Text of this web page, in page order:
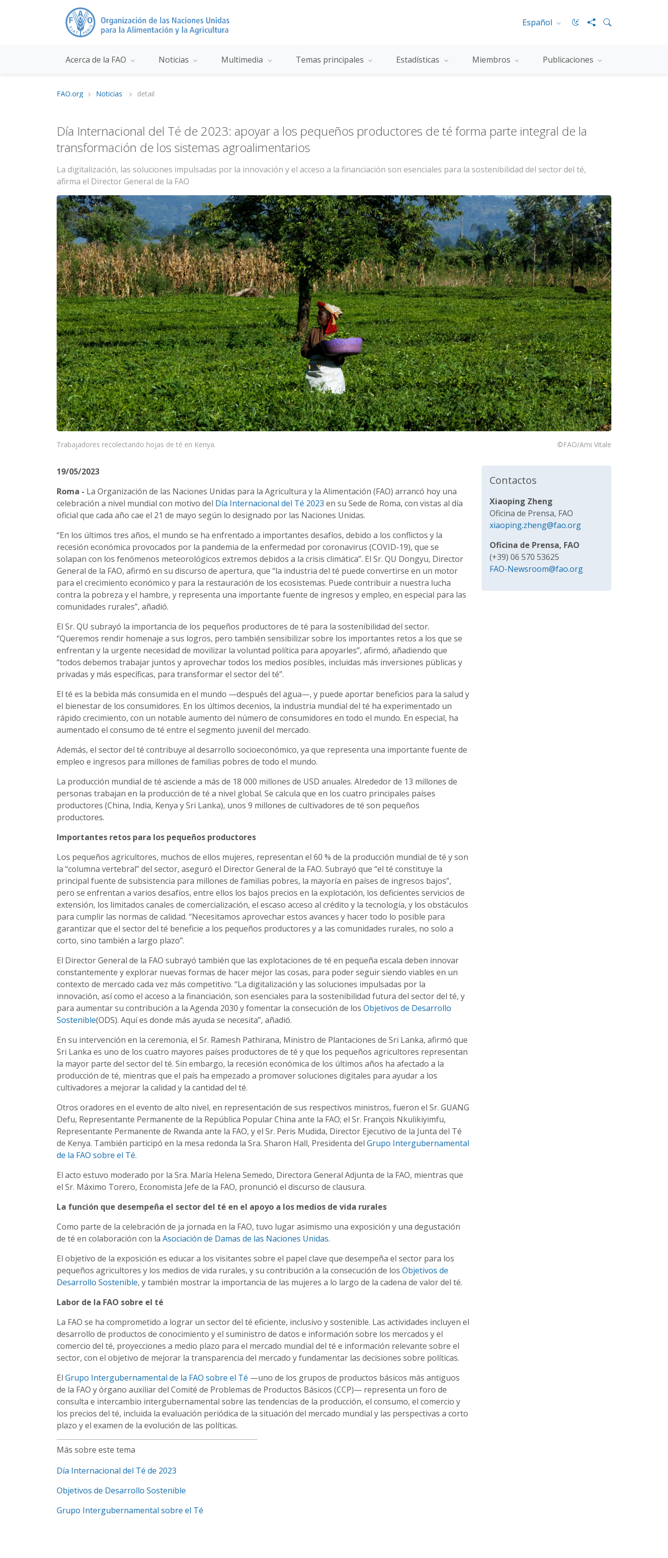
Español
Acerca de la FAO Noticias Multimedia Temas principales Estadísticas Miembros Publicaciones
FAO.org Noticias detail
Día Internacional del Té de 2023: apoyar a los pequeños productores de té forma parte integral de la
transformación de los sistemas agroalimentarios
La digitalización, las soluciones impulsadas por la innovación y el acceso a la financiación son esenciales para la sostenibilidad del sector del té,
afirma el Director General de la FAO
Trabajadores recolectando hojas de té en Kenya. ©FAO/Ami Vitale
19/05/2023
Roma - La Organización de las Naciones Unidas para la Agricultura y la Alimentación (FAO) arrancó hoy una
celebración a nivel mundial con motivo del Día Internacional del Té 2023 en su Sede de Roma, con vistas al día
oficial que cada año cae el 21 de mayo según lo designado por las Naciones Unidas.
“En los últimos tres años, el mundo se ha enfrentado a importantes desafíos, debido a los conflictos y la
recesión económica provocados por la pandemia de la enfermedad por coronavirus (COVID-19), que se
solapan con los fenómenos meteorológicos extremos debidos a la crisis climática”. El Sr. QU Dongyu, Director
General de la FAO, afirmó en su discurso de apertura, que “la industria del té puede convertirse en un motor
para el crecimiento económico y para la restauración de los ecosistemas. Puede contribuir a nuestra lucha
contra la pobreza y el hambre, y representa una importante fuente de ingresos y empleo, en especial para las
comunidades rurales”, añadió.
El Sr. QU subrayó la importancia de los pequeños productores de té para la sostenibilidad del sector.
“Queremos rendir homenaje a sus logros, pero también sensibilizar sobre los importantes retos a los que se
enfrentan y la urgente necesidad de movilizar la voluntad política para apoyarles”, afirmó, añadiendo que
“todos debemos trabajar juntos y aprovechar todos los medios posibles, incluidas más inversiones públicas y
privadas y más específicas, para transformar el sector del té”.
El té es la bebida más consumida en el mundo —después del agua—, y puede aportar beneficios para la salud y
el bienestar de los consumidores. En los últimos decenios, la industria mundial del té ha experimentado un
rápido crecimiento, con un notable aumento del número de consumidores en todo el mundo. En especial, ha
aumentado el consumo de té entre el segmento juvenil del mercado.
Además, el sector del té contribuye al desarrollo socioeconómico, ya que representa una importante fuente de
empleo e ingresos para millones de familias pobres de todo el mundo.
La producción mundial de té asciende a más de 18 000 millones de USD anuales. Alrededor de 13 millones de
personas trabajan en la producción de té a nivel global. Se calcula que en los cuatro principales países
productores (China, India, Kenya y Sri Lanka), unos 9 millones de cultivadores de té son pequeños
productores.
Importantes retos para los pequeños productores
Los pequeños agricultores, muchos de ellos mujeres, representan el 60 % de la producción mundial de té y son
la “columna vertebral” del sector, aseguró el Director General de la FAO. Subrayó que “el té constituye la
principal fuente de subsistencia para millones de familias pobres, la mayoría en países de ingresos bajos”,
pero se enfrentan a varios desafíos, entre ellos los bajos precios en la explotación, los deficientes servicios de
extensión, los limitados canales de comercialización, el escaso acceso al crédito y la tecnología, y los obstáculos
para cumplir las normas de calidad. “Necesitamos aprovechar estos avances y hacer todo lo posible para
garantizar que el sector del té beneficie a los pequeños productores y a las comunidades rurales, no solo a
corto, sino también a largo plazo”.
El Director General de la FAO subrayó también que las explotaciones de té en pequeña escala deben innovar
constantemente y explorar nuevas formas de hacer mejor las cosas, para poder seguir siendo viables en un
contexto de mercado cada vez más competitivo. “La digitalización y las soluciones impulsadas por la
innovación, así como el acceso a la financiación, son esenciales para la sostenibilidad futura del sector del té, y
para aumentar su contribución a la Agenda 2030 y fomentar la consecución de los Objetivos de Desarrollo
Sostenible(ODS). Aquí es donde más ayuda se necesita”, añadió.
En su intervención en la ceremonia, el Sr. Ramesh Pathirana, Ministro de Plantaciones de Sri Lanka, afirmó que
Sri Lanka es uno de los cuatro mayores países productores de té y que los pequeños agricultores representan
la mayor parte del sector del té. Sin embargo, la recesión económica de los últimos años ha afectado a la
producción de té, mientras que el país ha empezado a promover soluciones digitales para ayudar a los
cultivadores a mejorar la calidad y la cantidad del té.
Otros oradores en el evento de alto nivel, en representación de sus respectivos ministros, fueron el Sr. GUANG
Defu, Representante Permanente de la República Popular China ante la FAO; el Sr. François Nkulikiyimfu,
Representante Permanente de Rwanda ante la FAO, y el Sr. Peris Mudida, Director Ejecutivo de la Junta del Té
de Kenya. También participó en la mesa redonda la Sra. Sharon Hall, Presidenta del Grupo Intergubernamental
de la FAO sobre el Té.
El acto estuvo moderado por la Sra. María Helena Semedo, Directora General Adjunta de la FAO, mientras que
el Sr. Máximo Torero, Economista Jefe de la FAO, pronunció el discurso de clausura.
La función que desempeña el sector del té en el apoyo a los medios de vida rurales
Como parte de la celebración de ja jornada en la FAO, tuvo lugar asimismo una exposición y una degustación
de té en colaboración con la Asociación de Damas de las Naciones Unidas.
El objetivo de la exposición es educar a los visitantes sobre el papel clave que desempeña el sector para los
pequeños agricultores y los medios de vida rurales, y su contribución a la consecución de los Objetivos de
Desarrollo Sostenible, y también mostrar la importancia de las mujeres a lo largo de la cadena de valor del té.
Labor de la FAO sobre el té
La FAO se ha comprometido a lograr un sector del té eficiente, inclusivo y sostenible. Las actividades incluyen el
desarrollo de productos de conocimiento y el suministro de datos e información sobre los mercados y el
comercio del té, proyecciones a medio plazo para el mercado mundial del té e información relevante sobre el
sector, con el objetivo de mejorar la transparencia del mercado y fundamentar las decisiones sobre políticas.
El Grupo Intergubernamental de la FAO sobre el Té —uno de los grupos de productos básicos más antiguos
de la FAO y órgano auxiliar del Comité de Problemas de Productos Básicos (CCP)— representa un foro de
consulta e intercambio intergubernamental sobre las tendencias de la producción, el consumo, el comercio y
los precios del té, incluida la evaluación periódica de la situación del mercado mundial y las perspectivas a corto
plazo y el examen de la evolución de las políticas.
Más sobre este tema
Día Internacional del Té de 2023
Objetivos de Desarrollo Sostenible
Grupo Intergubernamental sobre el Té
Contactos
Xiaoping Zheng
Oficina de Prensa, FAO
xiaoping.zheng@fao.org
Oficina de Prensa, FAO
(+39) 06 570 53625
FAO-Newsroom@fao.org